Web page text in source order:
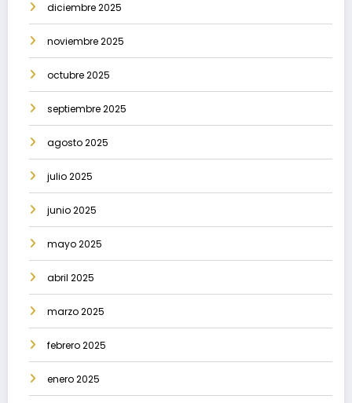
diciembre 2025
noviembre 2025
octubre 2025
septiembre 2025
agosto 2025
julio 2025
junio 2025
mayo 2025
abril 2025
marzo 2025
febrero 2025
enero 2025